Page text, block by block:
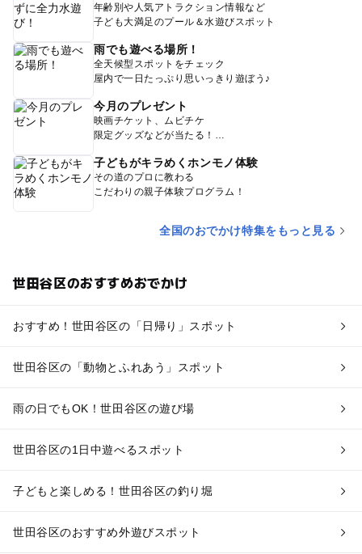
年齢別や人気アトラクション情報など
子ども大満足のプール＆水遊びスポット
雨でも遊べる場所！
全天候型スポットをチェック
屋内で一日たっぷり思いっきり遊ぼう♪
今月のプレゼント
映画チケット、ムビチケ
限定グッズなどが当たる！
子どもがキラめくホンモノ体験
その道のプロに教わる
こだわりの親子体験プログラム！
全国のおでかけ特集をもっと見る
世田谷区のおすすめおでかけ
おすすめ！世田谷区の「日帰り」スポット
世田谷区の「動物とふれあう」スポット
雨の日でもOK！世田谷区の遊び場
世田谷区の1日中遊べるスポット
子どもと楽しめる！世田谷区の釣り堀
世田谷区のおすすめ外遊びスポット